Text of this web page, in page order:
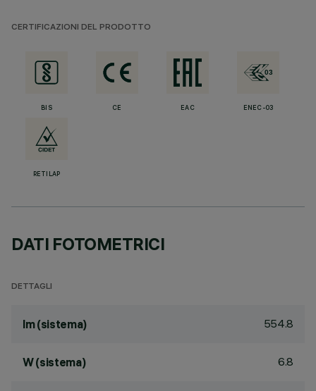
CERTIFICAZIONI DEL PRODOTTO
BIS CE EAC ENEC-03
RETILAP
DATI FOTOMETRICI
DETTAGLI
lm (sistema) 554.8
W (sistema) 6.8